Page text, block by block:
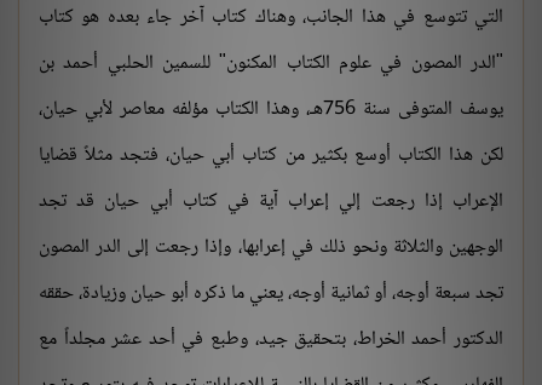
التي تتوسع في هذا الجانب، وهناك كتاب آخر جاء بعده هو كتاب
"الدر المصون في علوم الكتاب المكنون" للسمين الحلبي أحمد بن
يوسف المتوفى سنة 756هـ، وهذا الكتاب مؤلفه معاصر لأبي حيان،
لكن هذا الكتاب أوسع بكثير من كتاب أبي حيان، فتجد مثلاً قضايا
الإعراب إذا رجعت إلي إعراب آية في كتاب أبي حيان قد تجد
الوجهين والثلاثة ونحو ذلك في إعرابها، وإذا رجعت إلى الدر المصون
تجد سبعة أوجه، أو ثمانية أوجه، يعني ما ذكره أبو حيان وزيادة، حققه
الدكتور أحمد الخراط، بتحقيق جيد، وطبع في أحد عشر مجلداً مع